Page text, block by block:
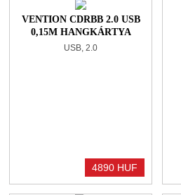
VENTION CDRBB 2.0 USB
0,15M HANGKÁRTYA
USB, 2.0
4890 HUF